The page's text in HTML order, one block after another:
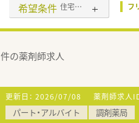
希望条件 住宅補助(手当)あり フ
件の薬剤師求人
更新日： 2026/07/08 薬剤師求人ID
パート・アルバイト 調剤薬局